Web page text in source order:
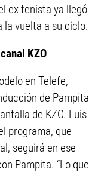
ex tenista ya llegó
la vuelta a su ciclo.
KZO
en Telefe,
de Pampita
de KZO. Luis
programa, que
seguirá en ese
Pampita. “Lo que